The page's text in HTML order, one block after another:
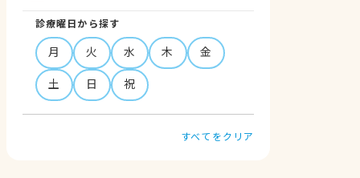
診療曜日から探す
月 火 水 木
金
土
日 祝
すべてをクリア